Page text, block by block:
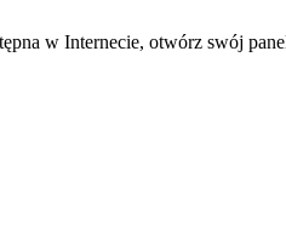
w Internecie, otwórz swój